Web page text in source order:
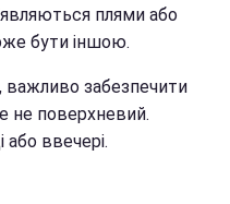
плями або
бути іншою.
забезпечити
не поверхневий.
або ввечері.